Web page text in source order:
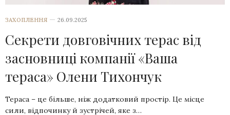
ЗАХОПЛЕННЯ 26.09.2025
Секрети довговічних терас від
засновниці компанії «Ваша
тераса» Олени Тихончук
Тераса – це більше, ніж додатковий простір. Це місце
сили, відпочинку й зустрічей, яке з…